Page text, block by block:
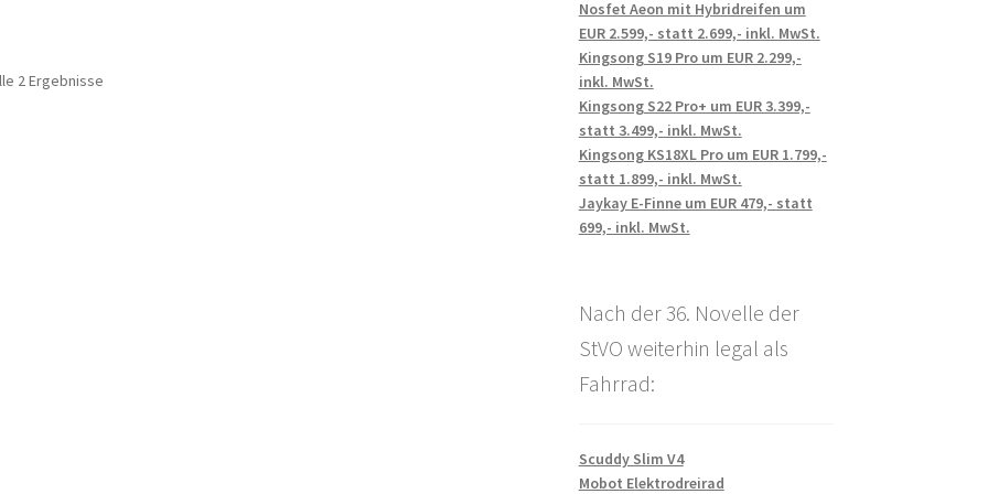
2 Ergebnisse
Nosfet Aeon mit Hybridreifen um
EUR 2.599,- statt 2.699,- inkl. MwSt.
Kingsong S19 Pro um EUR 2.299,-
inkl. MwSt.
Kingsong S22 Pro+ um EUR 3.399,-
statt 3.499,- inkl. MwSt.
Kingsong KS18XL Pro um EUR 1.799,-
statt 1.899,- inkl. MwSt.
Jaykay E-Finne um EUR 479,- statt
699,- inkl. MwSt.
Nach der 36. Novelle der
StVO weiterhin legal als
Fahrrad:
Scuddy Slim V4
Mobot Elektrodreirad